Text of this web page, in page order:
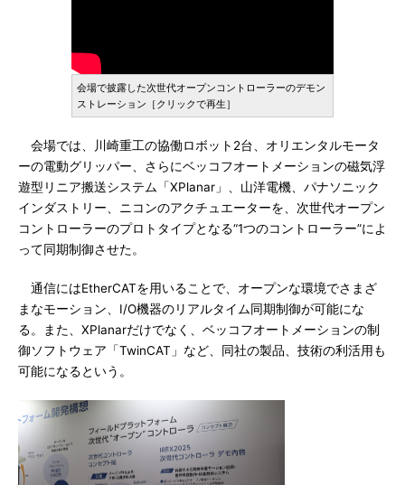
会場で披露した次世代オープンコントローラーのデモン
ストレーション［クリックで再生］
会場では、川崎重工の協働ロボット2台、オリエンタルモータ
ーの電動グリッパー、さらにベッコフオートメーションの磁気浮
遊型リニア搬送システム「XPlanar」、山洋電機、パナソニック
インダストリー、ニコンのアクチュエーターを、次世代オープン
コントローラーのプロトタイプとなる“1つのコントローラー”によ
って同期制御させた。
通信にはEtherCATを用いることで、オープンな環境でさまざ
まなモーション、I/O機器のリアルタイム同期制御が可能にな
る。また、XPlanarだけでなく、ベッコフオートメーションの制
御ソフトウェア「TwinCAT」など、同社の製品、技術の利活用も
可能になるという。